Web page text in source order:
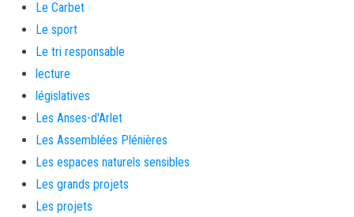
Le Carbet
Le sport
Le tri responsable
lecture
législatives
Les Anses-d'Arlet
Les Assemblées Plénières
Les espaces naturels sensibles
Les grands projets
Les projets